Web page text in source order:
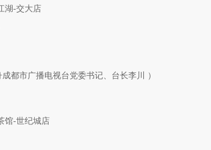
湖-交大店
都市广播电视台党委书记、台长李川 ）
馆-世纪城店